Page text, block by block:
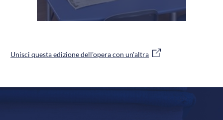
Unisci questa edizione dell'opera con un'altra